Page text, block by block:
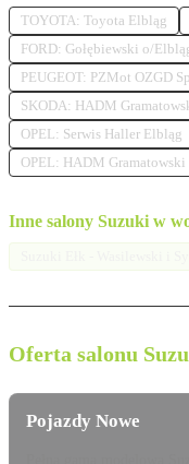
TOYOTA: Toyota Elbląg
FORD: Gołębiewski o/
PEUGEOT: PZMot OZGD
SKODA: HADM
OPEL: Serwis Haller Elbląg
OPEL: HADM
Inne salony Suzuki w
Oferta salonu
Pojazdy Nowe